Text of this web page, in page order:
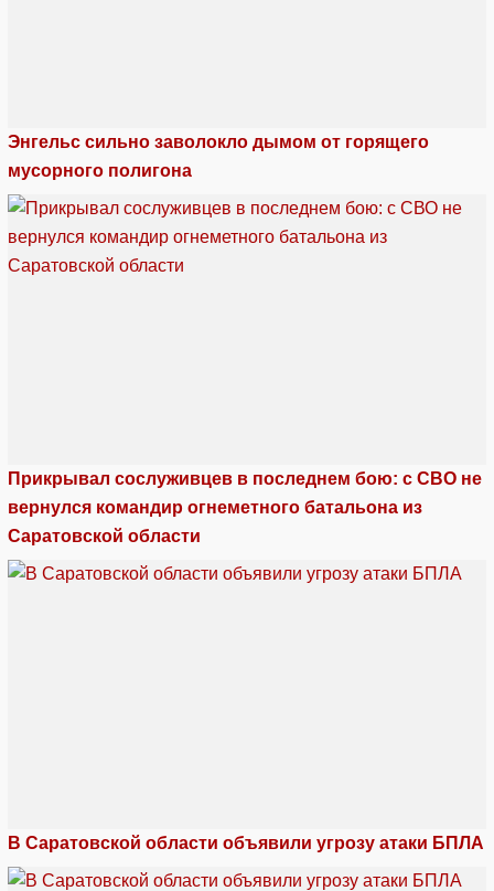
Энгельс сильно заволокло дымом от горящего
мусорного полигона
Прикрывал сослуживцев в последнем бою: с СВО не
вернулся командир огнеметного батальона из
Саратовской области
В Саратовской области объявили угрозу атаки БПЛА